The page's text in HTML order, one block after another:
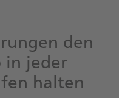
den
in jeder
halten